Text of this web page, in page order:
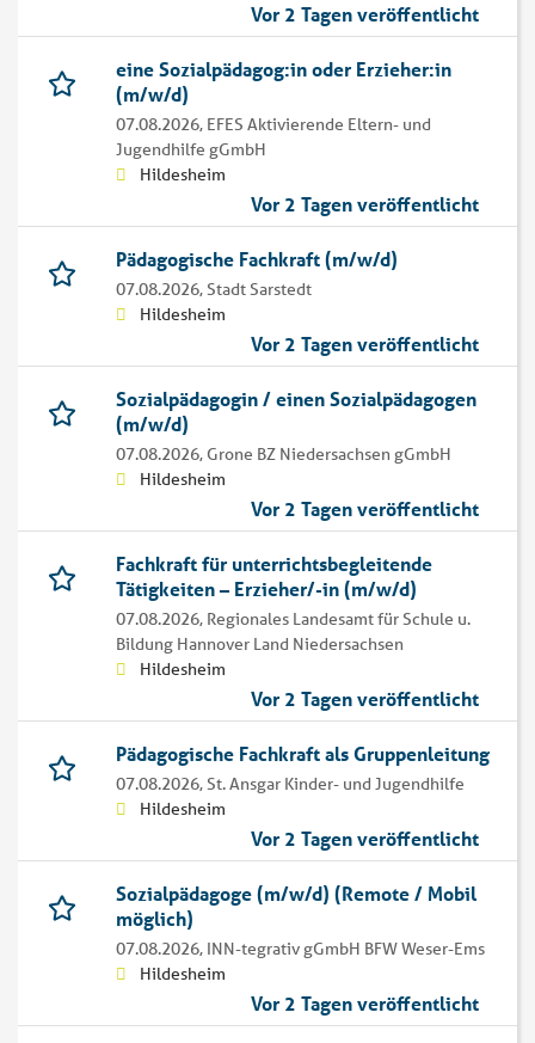
Vor 2 Tagen veröffentlicht
eine Sozialpädagog:in oder Erzieher:in
(m/w/d)
07.08.2026, EFES Aktivierende Eltern- und
Jugendhilfe gGmbH
Hildesheim
Vor 2 Tagen veröffentlicht
Pädagogische Fachkraft (m/w/d)
07.08.2026,Stadt Sarstedt
Hildesheim
Vor 2 Tagen veröffentlicht
Sozialpädagogin / einen Sozialpädagogen
(m/w/d)
07.08.2026, Grone BZ Niedersachsen gGmbH
Hildesheim
Vor 2 Tagen veröffentlicht
Fachkraft für unterrichtsbegleitende
Tätigkeiten – Erzieher/-in (m/w/d)
07.08.2026, Regionales Landesamt für Schule u.
Bildung Hannover Land Niedersachsen
Hildesheim
Vor 2 Tagen veröffentlicht
Pädagogische Fachkraft als Gruppenleitung
07.08.2026,St. Ansgar Kinder- und Jugendhilfe
Hildesheim
Vor 2 Tagen veröffentlicht
Sozialpädagoge (m/w/d) (Remote / Mobil
möglich)
07.08.2026, INN-tegrativ gGmbH BFW Weser-Ems
Hildesheim
Vor 2 Tagen veröffentlicht